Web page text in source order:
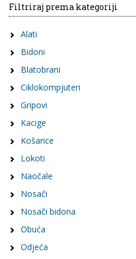
Filtriraj prema kategoriji
Alati
Bidoni
Blatobrani
Ciklokompjuteri
Gripovi
Kacige
Košarice
Lokoti
Naočale
Nosači
Nosači bidona
Obuća
Odjeća